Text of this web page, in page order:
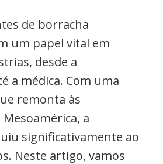
de borracha
um papel vital em
desde a
a médica. Com uma
remonta às
Mesoamérica, a
significativamente ao
Neste artigo, vamos